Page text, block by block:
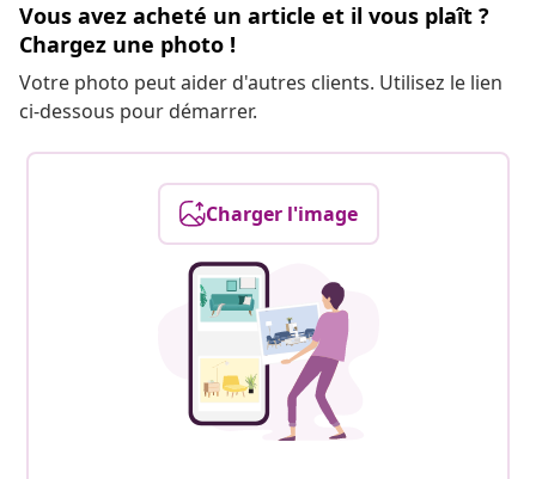
Vous avez acheté un article et il vous plaît ?
Chargez une photo !
Votre photo peut aider d'autres clients. Utilisez le lien
ci-dessous pour démarrer.
Charger l'image